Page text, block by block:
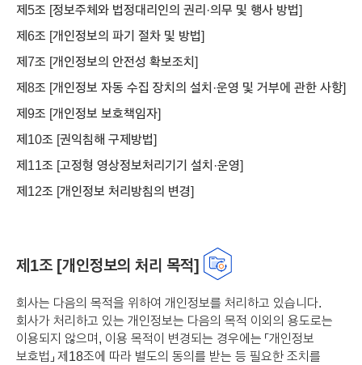
제5조 [정보주체와 법정대리인의 권리·의무 및 행사 방법]
제6조 [개인정보의 파기 절차 및 방법]
제7조 [개인정보의 안전성 확보조치]
제8조 [개인정보 자동 수집 장치의 설치·운영 및 거부에 관한 사항]
제9조 [개인정보 보호책임자]
제10조 [권익침해 구제방법]
제11조 [고정형 영상정보처리기기 설치·운영]
제12조 [개인정보 처리방침의 변경]
제1조 [개인정보의 처리 목적]
회사는 다음의 목적을 위하여 개인정보를 처리하고 있습니다.
회사가 처리하고 있는 개인정보는 다음의 목적 이외의 용도로는
이용되지 않으며, 이용 목적이 변경되는 경우에는 「개인정보
보호법」 제18조에 따라 별도의 동의를 받는 등 필요한 조치를